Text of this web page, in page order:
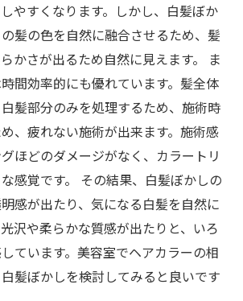
やすくなります。しかし、白髪ぼか
髪の色を自然に融合させるため、髪
かさが出るため自然に見えます。 ま
間効率的にも優れています。髪全体
髪部分のみを処理するため、施術時
、疲れない施術が出来ます。施術感
ほどのダメージがなく、カラートリ
感覚です。 その結果、白髪ぼかしの
感が出たり、気になる白髪を自然に
沢や柔らかな質感が出たりと、いろ
ています。美容室でヘアカラーの相
髪ぼかしを検討してみると良いです